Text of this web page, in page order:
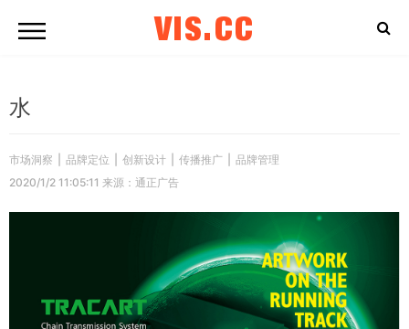
VIS.CC
水
市场洞察 品牌定位 创新设计 传播推广
品牌管理
2020/1/2 11:05:11 来源：通正广告